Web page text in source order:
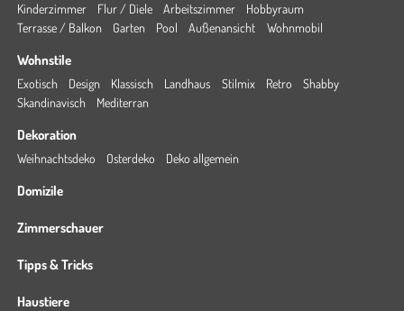
Kinderzimmer
Flur / Diele Arbeitszimmer
Hobbyraum
Terrasse / Balkon
Garten Pool Außenansicht Wohnmobil
Wohnstile
Exotisch Design Klassisch Landhaus Stilmix Retro
Shabby
Skandinavisch
Mediterran
Dekoration
Weihnachtsdeko Osterdeko Deko allgemein
Domizile
Zimmerschauer
Tipps & Tricks
Haustiere